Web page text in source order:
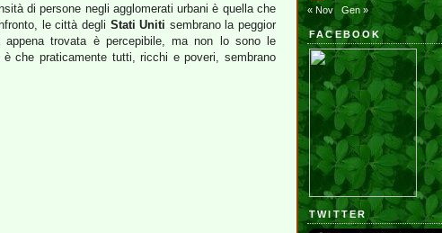
di persone negli agglomerati urbani è quella che
le città degli Stati Uniti sembrano la peggior
trovata è percepibile, ma non lo sono le
che praticamente tutti, ricchi e poveri, sembrano
« Nov
Gen »
FACEBOOK
TWITTER